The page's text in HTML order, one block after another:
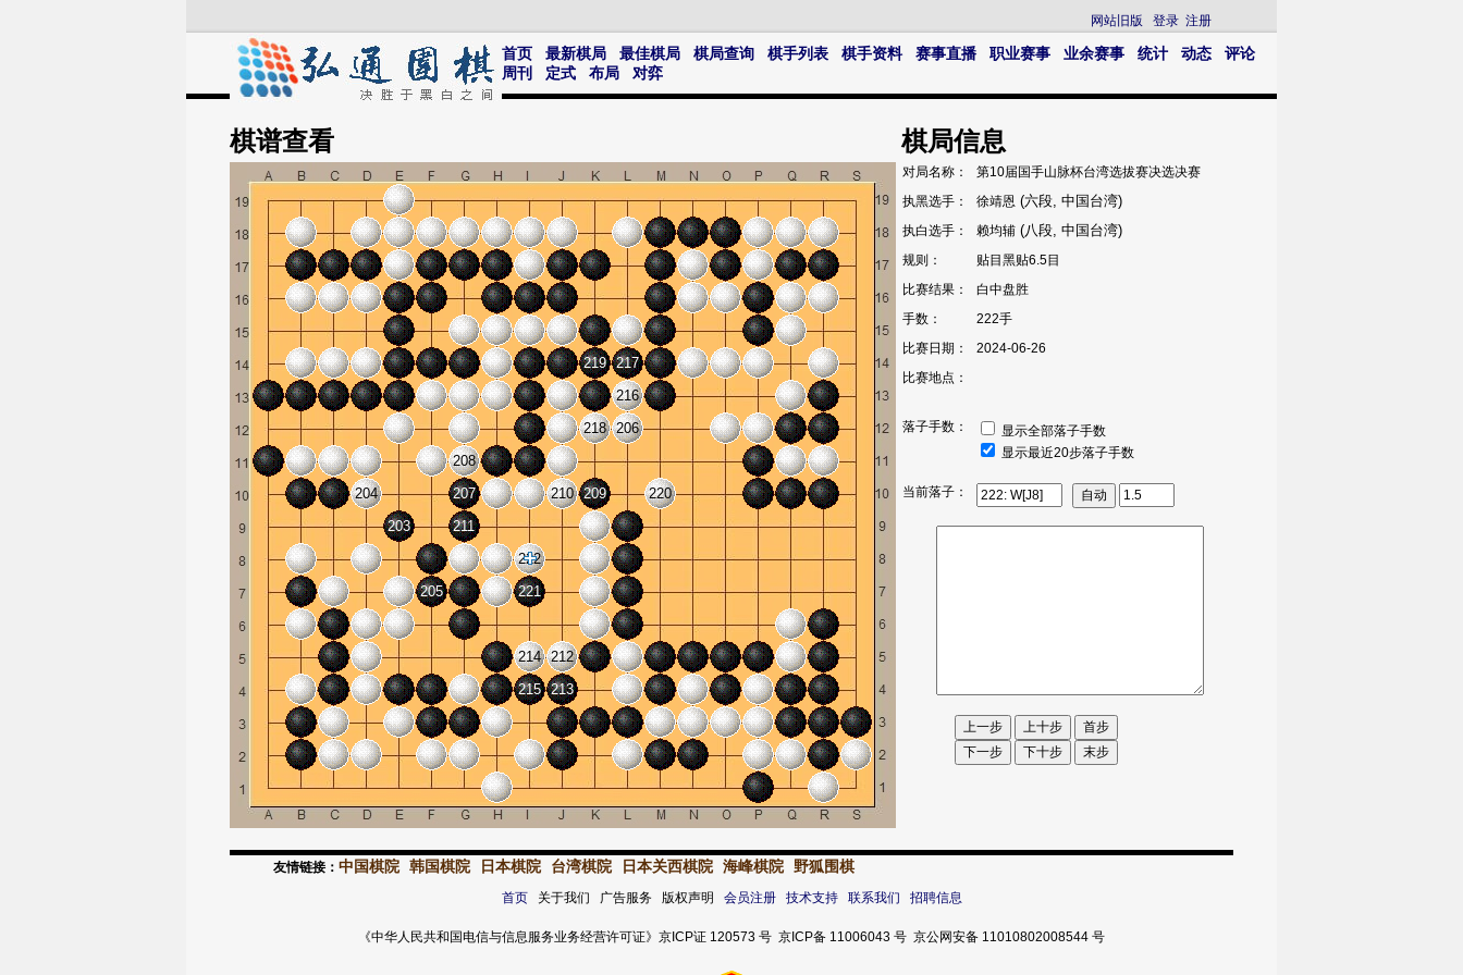
网站旧版 登录 注册
首页 最新棋局 最佳棋局 棋局查询 棋手列表 棋手资料 赛事直播 职业赛事 业余赛事 统计 动态
评论
周刊
定式 布局 对弈
棋谱查看
203
204
205
206
207
208
209
210
211
212
213
214
215
216
217
218
219
220
221
222
棋局信息
对局名称：
第10届国手山脉杯台湾选拔赛决选决赛
执黑选手：
徐靖恩 (六段, 中国台湾)
执白选手： 赖均辅 (八段, 中国台湾)
规则：
贴目黑贴6.5目
比赛结果：
白中盘胜
手数：
222手
比赛日期：
2024-06-26
比赛地点：
落子手数：
显示全部落子手数
显示最近20步落子手数
当前落子：
友情链接： 中国棋院 韩国棋院 日本棋院 台湾棋院 日本关西棋院 海峰棋院 野狐围棋
首页关于我们 广告服务 版权声明 会员注册 技术支持 联系我们 招聘信息
《中华人民共和国电信与信息服务业务经营许可证》京ICP证 120573 号 京ICP备 11006043 号 京公网安备 11010802008544 号